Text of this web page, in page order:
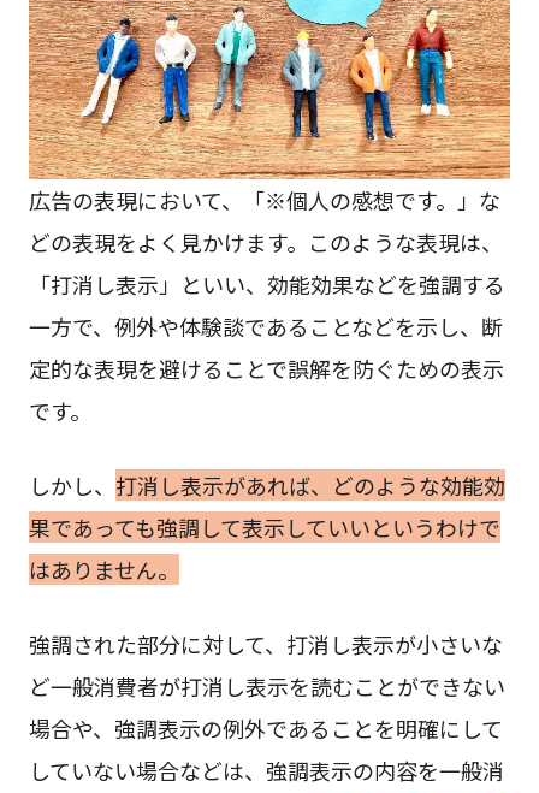
広告の表現において、「※個人の感想です。」な
どの表現をよく見かけます。このような表現は、
「打消し表示」といい、効能効果などを強調する
一方で、例外や体験談であることなどを示し、断
定的な表現を避けることで誤解を防ぐための表示
です。
しかし、 打消し表示があれば、どのような効能効
果であっても強調して表示していいというわけで
はありません。
強調された部分に対して、打消し表示が小さいな
ど一般消費者が打消し表示を読むことができない
場合や、強調表示の例外であることを明確にして
していない場合などは、強調表示の内容を一般消